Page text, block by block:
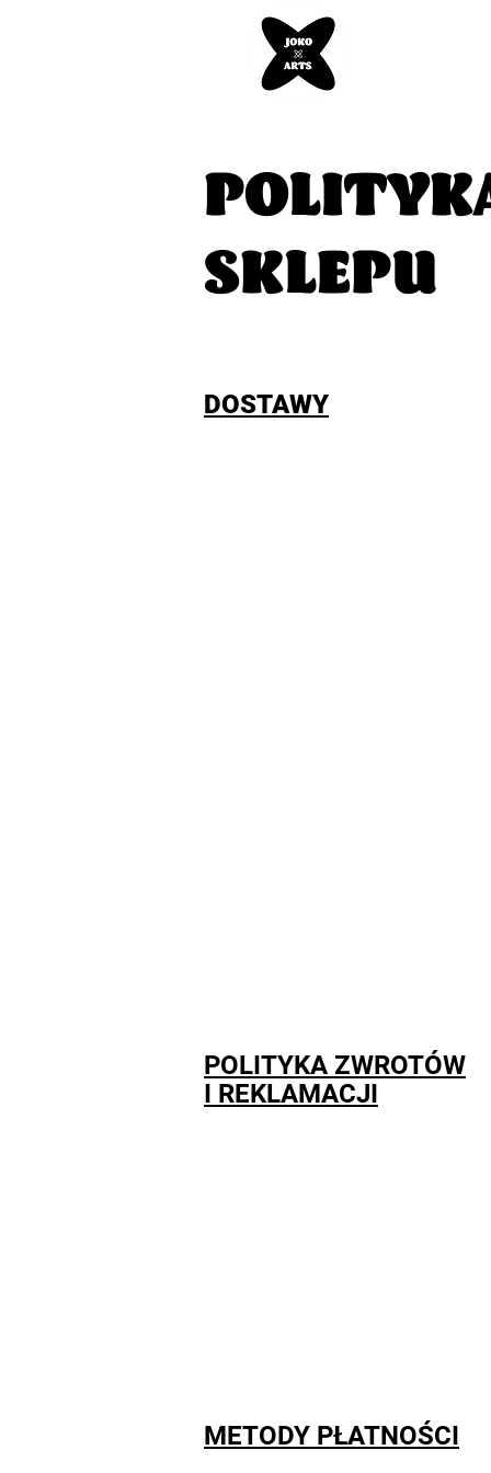
SKLEPU
DOSTAWY
POLITYKA ZWROTÓW
I REKLAMACJI
METODY PŁATNOŚCI